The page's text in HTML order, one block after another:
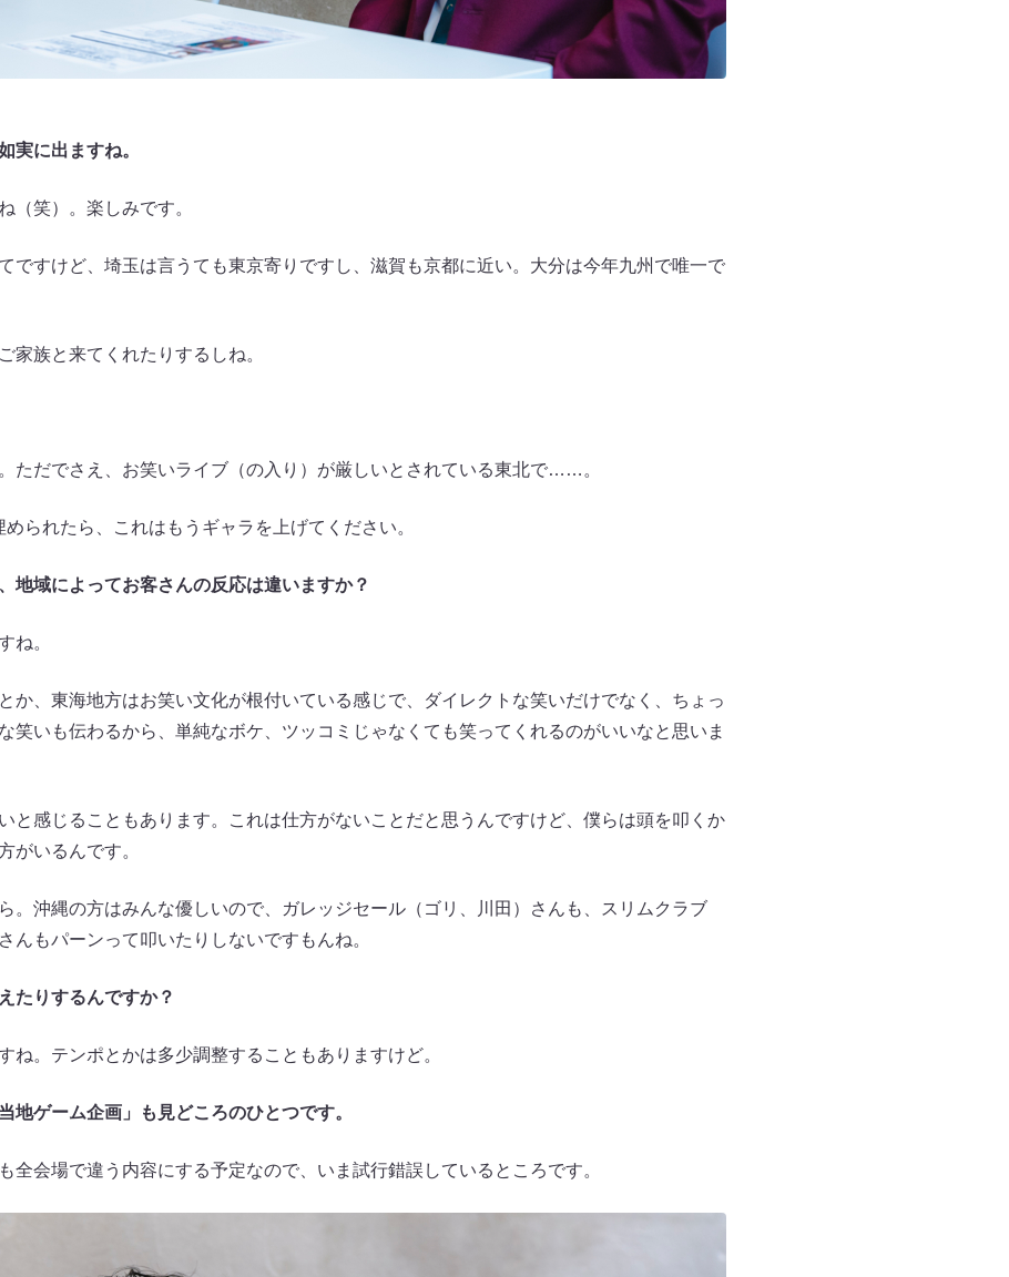
に出ますね。
笑）。楽しみです。
ですけど、埼玉は言うても東京寄りですし、滋賀も京都に近い。大分は今年九州で唯一で
族と来てくれたりするしね。
ただでさえ、お笑いライブ（の入り）が厳しいとされている東北で……。
られたら、これはもうギャラを上げてください。
域によってお客さんの反応は違いますか？
ね。
か、東海地方はお笑い文化が根付いている感じで、ダイレクトな笑いだけでなく、ちょっ
笑いも伝わるから、単純なボケ、ツッコミじゃなくても笑ってくれるのがいいなと思いま
と感じることもあります。これは仕方がないことだと思うんですけど、僕らは頭を叩くか
がいるんです。
。沖縄の方はみんな優しいので、ガレッジセール（ゴリ、川田）さんも、スリムクラブ
んもパーンって叩いたりしないですもんね。
りするんですか？
。テンポとかは多少調整することもありますけど。
ゲーム企画」も見どころのひとつです。
会場で違う内容にする予定なので、いま試行錯誤しているところです。